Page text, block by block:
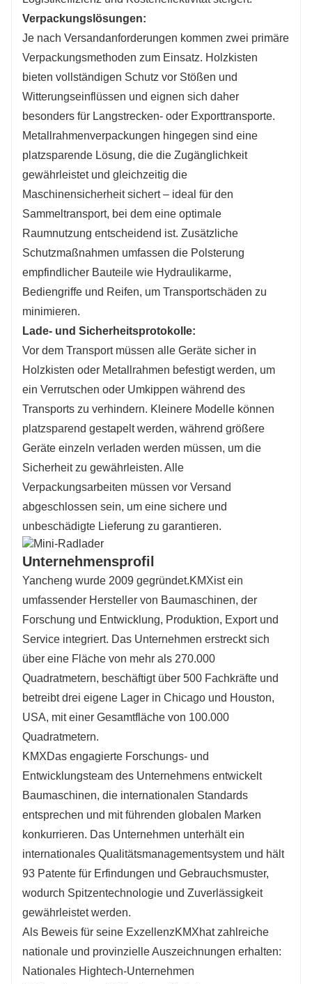
Verpackungslösungen:
Je nach Versandanforderungen kommen zwei primäre
Verpackungsmethoden zum Einsatz. Holzkisten
bieten vollständigen Schutz vor Stößen und
Witterungseinflüssen und eignen sich daher
besonders für Langstrecken- oder Exporttransporte.
Metallrahmenverpackungen hingegen sind eine
platzsparende Lösung, die die Zugänglichkeit
gewährleistet und gleichzeitig die
Maschinensicherheit sichert – ideal für den
Sammeltransport, bei dem eine optimale
Raumnutzung entscheidend ist. Zusätzliche
Schutzmaßnahmen umfassen die Polsterung
empfindlicher Bauteile wie Hydraulikarme,
Bediengriffe und Reifen, um Transportschäden zu
minimieren.
Lade- und Sicherheitsprotokolle:
Vor dem Transport müssen alle Geräte sicher in
Holzkisten oder Metallrahmen befestigt werden, um
ein Verrutschen oder Umkippen während des
Transports zu verhindern. Kleinere Modelle können
platzsparend gestapelt werden, während größere
Geräte einzeln verladen werden müssen, um die
Sicherheit zu gewährleisten. Alle
Verpackungsarbeiten müssen vor Versand
abgeschlossen sein, um eine sichere und
unbeschädigte Lieferung zu garantieren.
Unternehmensprofil
Yancheng wurde 2009 gegründet.KMXist ein
umfassender Hersteller von Baumaschinen, der
Forschung und Entwicklung, Produktion, Export und
Service integriert. Das Unternehmen erstreckt sich
über eine Fläche von mehr als 270.000
Quadratmetern, beschäftigt über 500 Fachkräfte und
betreibt drei eigene Lager in Chicago und Houston,
USA, mit einer Gesamtfläche von 100.000
Quadratmetern.
KMXDas engagierte Forschungs- und
Entwicklungsteam des Unternehmens entwickelt
Baumaschinen, die internationalen Standards
entsprechen und mit führenden globalen Marken
konkurrieren. Das Unternehmen unterhält ein
internationales Qualitätsmanagementsystem und hält
93 Patente für Erfindungen und Gebrauchsmuster,
wodurch Spitzentechnologie und Zuverlässigkeit
gewährleistet werden.
Als Beweis für seine ExzellenzKMXhat zahlreiche
nationale und provinzielle Auszeichnungen erhalten:
Nationales Hightech-Unternehmen